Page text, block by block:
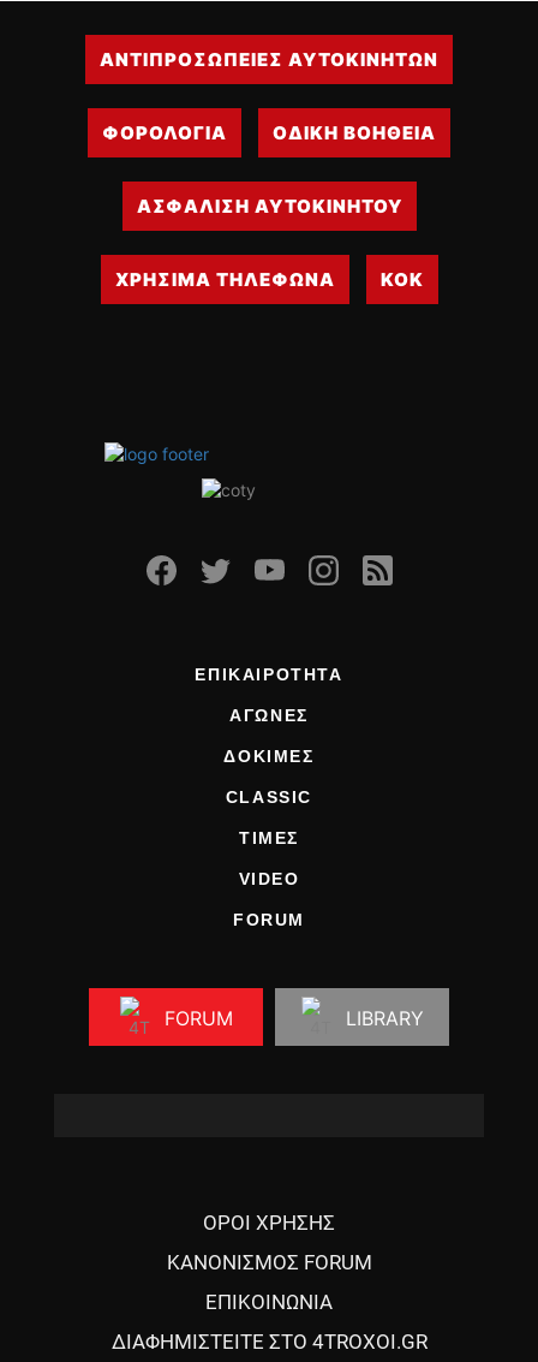
ΑΝΤΙΠΡΟΣΩΠΕΙΕΣ ΑΥΤΟΚΙΝΗΤΩΝ
ΦΟΡΟΛΟΓΙΑ ΟΔΙΚΗ ΒΟΗΘΕΙΑ
ΑΣΦΑΛΙΣΗ ΑΥΤΟΚΙΝΗΤΟΥ
ΧΡΗΣΙΜΑ ΤΗΛΕΦΩΝΑ ΚΟΚ
ΕΠΙΚΑΙΡΟΤΗΤΑ
ΑΓΩΝΕΣ
ΔΟΚΙΜΕΣ
CLASSIC
ΤΙΜΕΣ
VIDEO
FORUM
FORUM LIBRARY
ΟΡΟΙ ΧΡΗΣΗΣ
ΚΑΝΟΝΙΣΜΟΣ FORUM
ΕΠΙΚΟΙΝΩΝΙΑ
ΔΙΑΦΗΜΙΣΤΕΙΤΕ ΣΤΟ 4TROXOI.GR